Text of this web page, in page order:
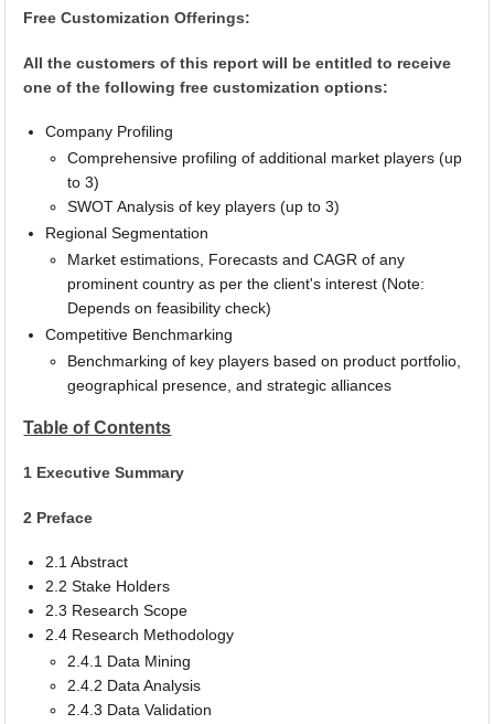
Free Customization Offerings:
All the customers of this report will be entitled to receive
one of the following free customization options:
Company Profiling
Comprehensive profiling of additional market players (up
to 3)
SWOT Analysis of key players (up to 3)
Regional Segmentation
Market estimations, Forecasts and CAGR of any
prominent country as per the client's interest (Note:
Depends on feasibility check)
Competitive Benchmarking
Benchmarking of key players based on product portfolio,
geographical presence, and strategic alliances
Table of Contents
1 Executive Summary
2 Preface
2.1 Abstract
2.2 Stake Holders
2.3 Research Scope
2.4 Research Methodology
2.4.1 Data Mining
2.4.2 Data Analysis
2.4.3 Data Validation